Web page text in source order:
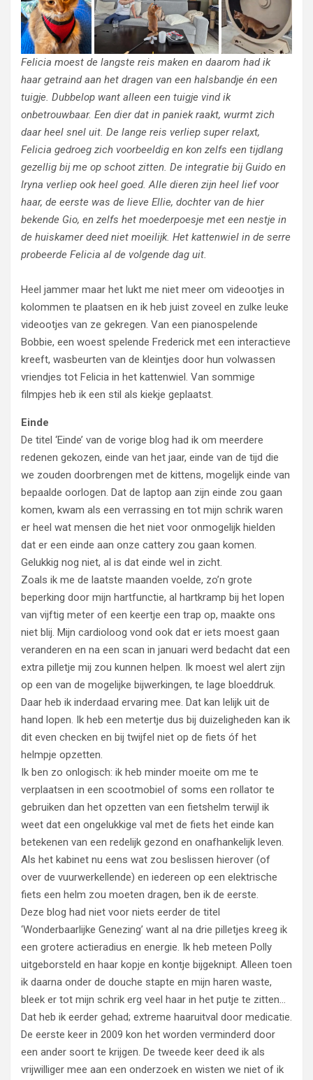
Felicia moest de langste reis maken en daarom had ik
haar getraind aan het dragen van een halsbandje én een
tuigje. Dubbelop want alleen een tuigje vind ik
onbetrouwbaar. Een dier dat in paniek raakt, wurmt zich
daar heel snel uit. De lange reis verliep super relaxt,
Felicia gedroeg zich voorbeeldig en kon zelfs een tijdlang
gezellig bij me op schoot zitten. De integratie bij Guido en
Iryna verliep ook heel goed. Alle dieren zijn heel lief voor
haar, de eerste was de lieve Ellie, dochter van de hier
bekende Gio, en zelfs het moederpoesje met een nestje in
de huiskamer deed niet moeilijk. Het kattenwiel in de serre
probeerde Felicia al de volgende dag uit.
Heel jammer maar het lukt me niet meer om videootjes in
kolommen te plaatsen en ik heb juist zoveel en zulke leuke
videootjes van ze gekregen. Van een pianospelende
Bobbie, een woest spelende Frederick met een interactieve
kreeft, wasbeurten van de kleintjes door hun volwassen
vriendjes tot Felicia in het kattenwiel. Van sommige
filmpjes heb ik een stil als kiekje geplaatst.
Einde
De titel ‘Einde’ van de vorige blog had ik om meerdere
redenen gekozen, einde van het jaar, einde van de tijd die
we zouden doorbrengen met de kittens, mogelijk einde van
bepaalde oorlogen. Dat de laptop aan zijn einde zou gaan
komen, kwam als een verrassing en tot mijn schrik waren
er heel wat mensen die het niet voor onmogelijk hielden
dat er een einde aan onze cattery zou gaan komen.
Gelukkig nog niet, al is dat einde wel in zicht.
Zoals ik me de laatste maanden voelde, zo’n grote
beperking door mijn hartfunctie, al hartkramp bij het lopen
van vijftig meter of een keertje een trap op, maakte ons
niet blij. Mijn cardioloog vond ook dat er iets moest gaan
veranderen en na een scan in januari werd bedacht dat een
extra pilletje mij zou kunnen helpen. Ik moest wel alert zijn
op een van de mogelijke bijwerkingen, te lage bloeddruk.
Daar heb ik inderdaad ervaring mee. Dat kan lelijk uit de
hand lopen. Ik heb een metertje dus bij duizeligheden kan ik
dit even checken en bij twijfel niet op de fiets óf het
helmpje opzetten.
Ik ben zo onlogisch: ik heb minder moeite om me te
verplaatsen in een scootmobiel of soms een rollator te
gebruiken dan het opzetten van een fietshelm terwijl ik
weet dat een ongelukkige val met de fiets het einde kan
betekenen van een redelijk gezond en onafhankelijk leven.
Als het kabinet nu eens wat zou beslissen hierover (of
over de vuurwerkellende) en iedereen op een elektrische
fiets een helm zou moeten dragen, ben ik de eerste.
Deze blog had niet voor niets eerder de titel
‘Wonderbaarlijke Genezing’ want al na drie pilletjes kreeg ik
een grotere actieradius en energie. Ik heb meteen Polly
uitgeborsteld en haar kopje en kontje bijgeknipt. Alleen toen
ik daarna onder de douche stapte en mijn haren waste,
bleek er tot mijn schrik erg veel haar in het putje te zitten…
Dat heb ik eerder gehad; extreme haaruitval door medicatie.
De eerste keer in 2009 kon het worden verminderd door
een ander soort te krijgen. De tweede keer deed ik als
vrijwilliger mee aan een onderzoek en wisten we niet of ik